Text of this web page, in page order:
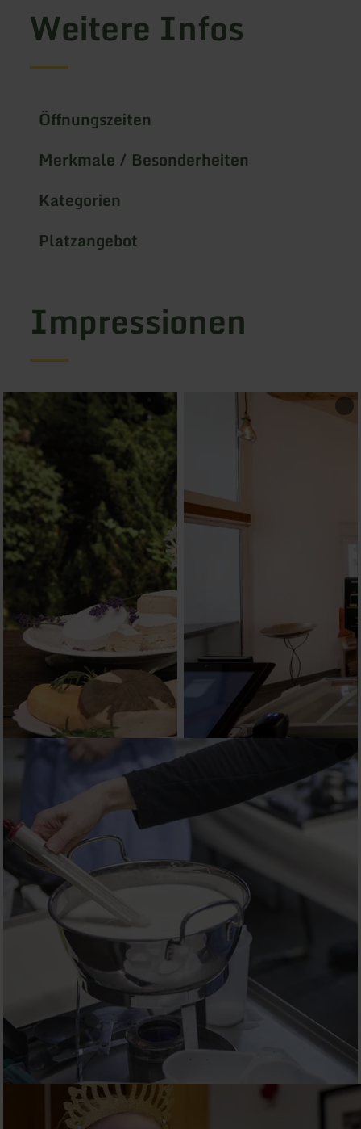
Weitere Infos
Öffnungszeiten
Merkmale / Besonderheiten
Kategorien
Platzangebot
Impressionen